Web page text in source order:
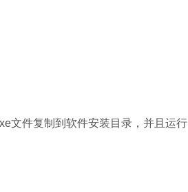
件复制到软件安装目录，并且运行